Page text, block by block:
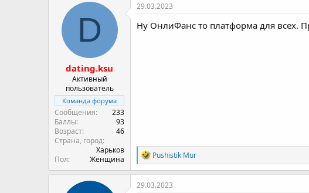
D
dating.ksu
Активный
пользователь
Команда форума
Сообщения
233
Баллы
93
Возраст
46
Страна, город
Харьков
Пол
Женщина
29.03.2023
Ну ОнлиФанс то платформа для всех.
Р
е
а
к
Pushistik Mur
29.03.2023